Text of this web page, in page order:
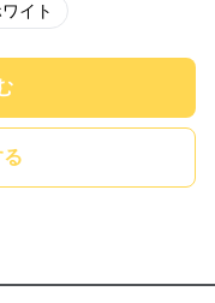
イト